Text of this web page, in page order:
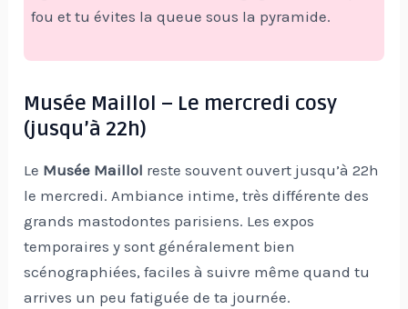
fou et tu évites la queue sous la pyramide.
Musée Maillol – Le mercredi cosy
(jusqu’à 22h)
Le Musée Maillol reste souvent ouvert jusqu’à 22h
le mercredi. Ambiance intime, très différente des
grands mastodontes parisiens. Les expos
temporaires y sont généralement bien
scénographiées, faciles à suivre même quand tu
arrives un peu fatiguée de ta journée.